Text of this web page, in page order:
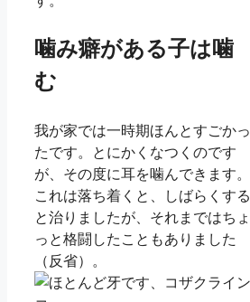
噛み癖がある子は噛
む
我が家では一時期ほんとすごかっ
たです。とにかくなつくのです
が、その度に耳を噛んできます。
これは落ち着くと、しばらくする
と治りましたが、それまではちょ
っと格闘したこともありました
（反省）。